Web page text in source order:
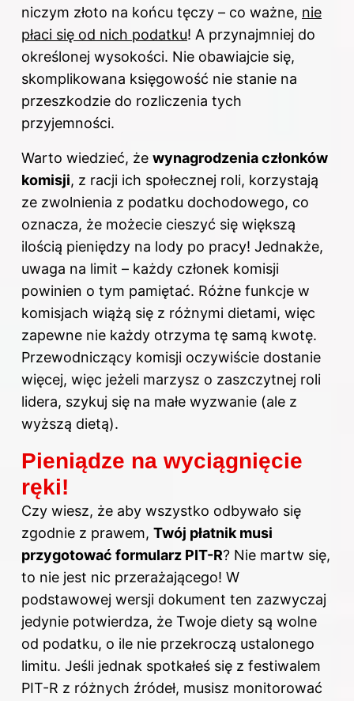
niczym złoto na końcu tęczy – co ważne, nie
płaci się od nich podatku! A przynajmniej do
określonej wysokości. Nie obawiajcie się,
skomplikowana księgowość nie stanie na
przeszkodzie do rozliczenia tych
przyjemności.
Warto wiedzieć, że wynagrodzenia członków
komisji, z racji ich społecznej roli, korzystają
ze zwolnienia z podatku dochodowego, co
oznacza, że możecie cieszyć się większą
ilością pieniędzy na lody po pracy! Jednakże,
uwaga na limit – każdy członek komisji
powinien o tym pamiętać. Różne funkcje w
komisjach wiążą się z różnymi dietami, więc
zapewne nie każdy otrzyma tę samą kwotę.
Przewodniczący komisji oczywiście dostanie
więcej, więc jeżeli marzysz o zaszczytnej roli
lidera, szykuj się na małe wyzwanie (ale z
wyższą dietą).
Pieniądze na wyciągnięcie
ręki!
Czy wiesz, że aby wszystko odbywało się
zgodnie z prawem, Twój płatnik musi
przygotować formularz PIT-R? Nie martw się,
to nie jest nic przerażającego! W
podstawowej wersji dokument ten zazwyczaj
jedynie potwierdza, że Twoje diety są wolne
od podatku, o ile nie przekroczą ustalonego
limitu. Jeśli jednak spotkałeś się z festiwalem
PIT-R z różnych źródeł, musisz monitorować